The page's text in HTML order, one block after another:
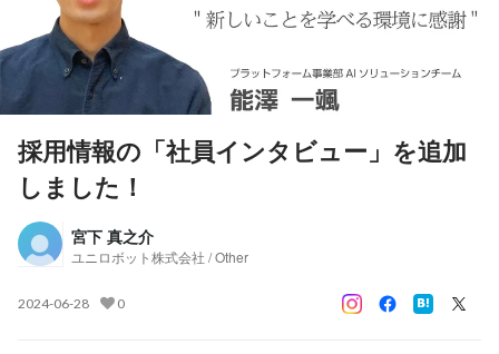
採用情報の「社員インタビュー」を追加
しました！
宮下 真之介
ユニロボット株式会社 / Other
2024-06-28 0